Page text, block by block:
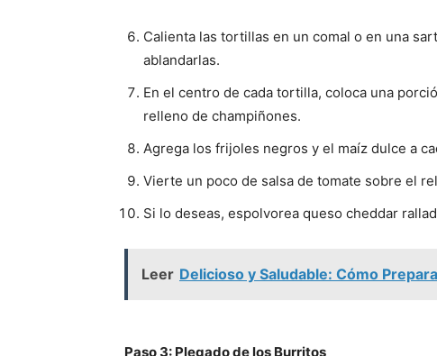
Calienta las tortillas en un comal o en una
ablandarlas.
En el centro de cada tortilla, coloca una
relleno de champiñones.
Agrega los frijoles negros y el maíz dulce a
Vierte un poco de salsa de tomate sobre el
Si lo deseas, espolvorea queso cheddar
Leer Delicioso y Saludable: Cómo
Paso 3: Plegado de los Burritos